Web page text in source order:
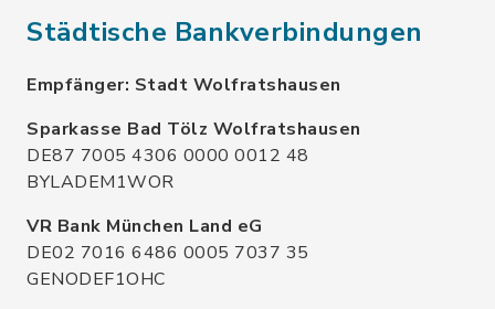
Städtische Bankverbindungen
Empfänger: Stadt Wolfratshausen
Sparkasse Bad Tölz Wolfratshausen
DE87 7005 4306 0000 0012 48
BYLADEM1WOR
VR Bank München Land eG
DE02 7016 6486 0005 7037 35
GENODEF1OHC